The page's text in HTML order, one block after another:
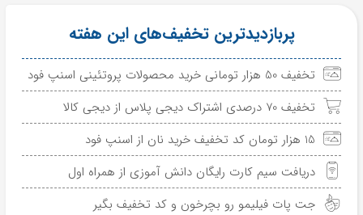
پربازدیدترین تخفیف‌های این هفته
تخفیف 50 هزار تومانی خرید محصولات پروتئینی اسنپ فود
تخفیف 70 درصدی اشتراک دیجی پلاس از دیجی کالا
15 هزار تومان کد تخفیف خرید نان از اسنپ فود
دریافت سیم کارت رایگان دانش آموزی از همراه اول
جت پات فیلیمو رو بچرخون و کد تخفیف بگیر